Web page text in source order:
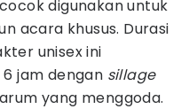
digunakan untuk
acara khusus. Durasi
unisex ini
jam dengan sillage
yang menggoda.